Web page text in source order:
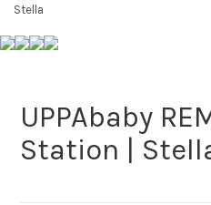
Stella
UPPAbaby
Station |